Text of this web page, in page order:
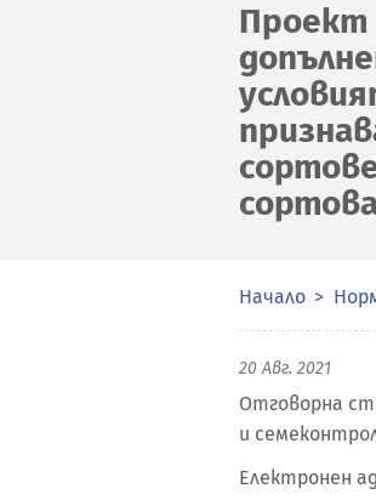
Проект
Начало
20 Авг. 2021
Отговорна
и
Електронен